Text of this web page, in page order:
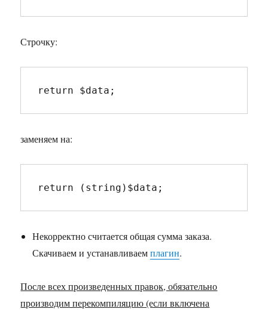
Строчку:
return $data;
заменяем на:
return (string)$data;
Некорректно считается общая сумма заказа.
Скачиваем и устанавливаемплагин.
После всех произведенных правок, обязательно
производим перекомпиляцию (если включена